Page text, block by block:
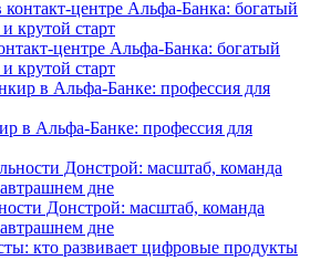
центре Альфа-Банка: богатый
крутой старт
в Альфа-Банке: профессия для
Донстрой: масштаб, команда
дне